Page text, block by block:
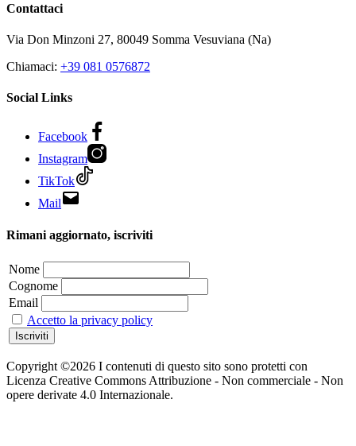
Contattaci
Via Don Minzoni 27, 80049 Somma Vesuviana (Na)
Chiamaci: +39 081 0576872
Social Links
Facebook
Instagram
TikTok
Mail
Rimani aggiornato, iscriviti
Nome
Cognome
Email
Accetto la privacy policy
Copyright ©2026 I contenuti di questo sito sono protetti con
Licenza Creative Commons Attribuzione - Non commerciale - Non
opere derivate 4.0 Internazionale.